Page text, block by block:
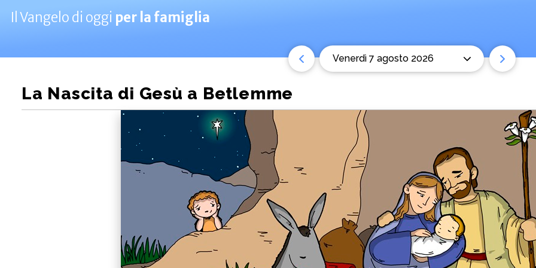
Il Vangelo di oggi per la famiglia
venerdì 7 agosto 2026
La Nascita di Gesù a Betlemme